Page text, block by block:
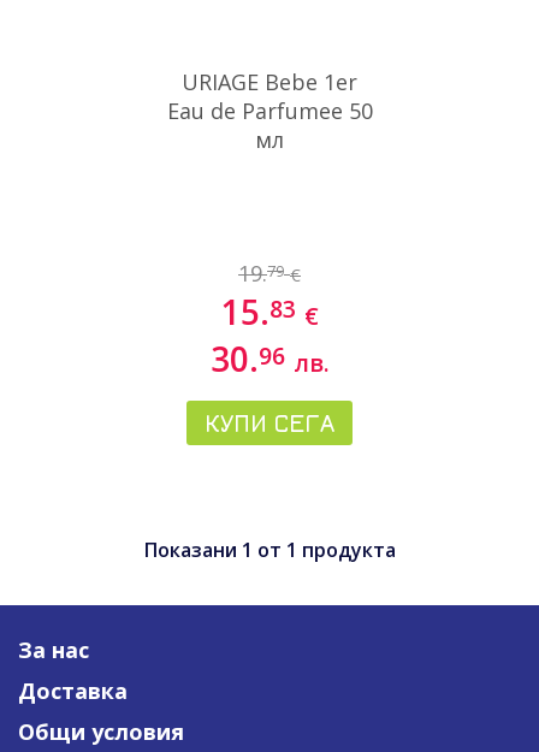
URIAGE Bebe 1er
Eau de Parfumee 50
мл
19.79 €
15.83 €
30.96 лв.
КУПИ СЕГА
Показани 1 от 1 продукта
За нас
Доставка
Общи условия